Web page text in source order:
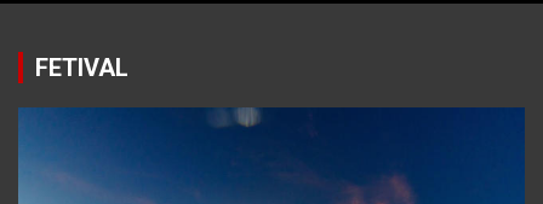
FETIVAL